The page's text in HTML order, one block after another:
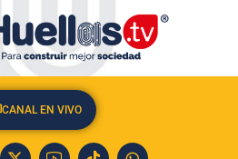
CANAL EN VIVO